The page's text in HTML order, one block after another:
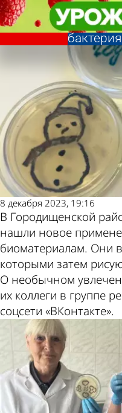
В
Общество
8 декабря 2023, 19:16
В Городищенской
нашли новое
биоматериалам. Они
которыми затем
О необычном
их коллеги в группе
соцсети «ВКонтакте».
В
Общество
Другие
по теме
Погода
валют